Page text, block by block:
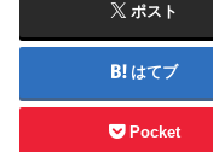
ポスト
はてブ
Pocket